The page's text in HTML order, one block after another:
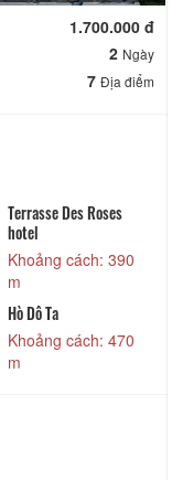
1.700.000 đ
2 Ngày
7 Địa điểm
Terrasse Des Roses
hotel
Khoảng cách: 390
m
Hò Dô Ta
Khoảng cách: 470
m